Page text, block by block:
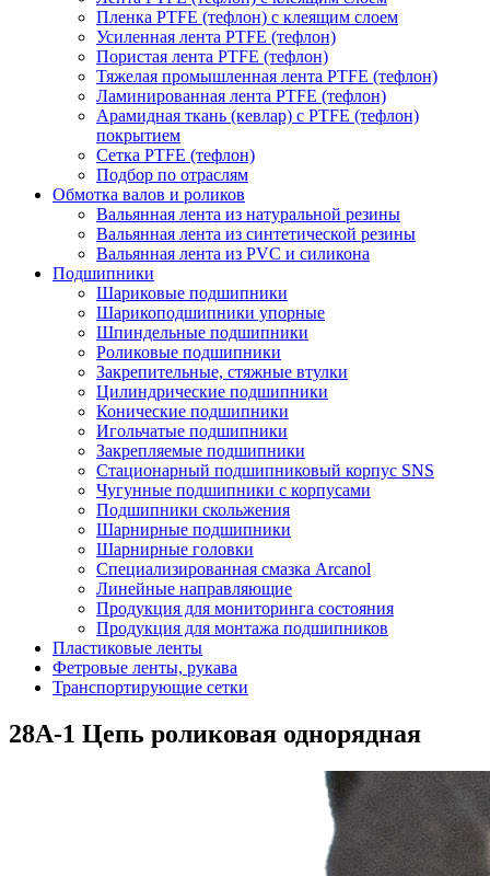
Пленка PTFE (тефлон) с клеящим слоем
Усиленная лента PTFE (тефлон)
Пористая лента PTFE (тефлон)
Тяжелая промышленная лента PTFE (тефлон)
Ламинированная лента PTFE (тефлон)
Арамидная ткань (кевлар) с PTFE (тефлон)
покрытием
Сетка PTFE (тефлон)
Подбор по отраслям
Обмотка валов и роликов
Вальянная лента из натуральной резины
Вальянная лента из синтетической резины
Вальянная лента из PVC и силикона
Подшипники
Шариковые подшипники
Шарикоподшипники упорные
Шпиндельные подшипники
Роликовые подшипники
Закрепительные, стяжные втулки
Цилиндрические подшипники
Конические подшипники
Игольчатые подшипники
Закрепляемые подшипники
Стационарный подшипниковый корпус SNS
Чугунные подшипники с корпусами
Подшипники скольжения
Шарнирные подшипники
Шарнирные головки
Специализированная смазка Arcanol
Линейные направляющие
Продукция для мониторинга состояния
Продукция для монтажа подшипников
Пластиковые ленты
Фетровые ленты, рукава
Транспортирующие сетки
28A-1 Цепь роликовая однорядная